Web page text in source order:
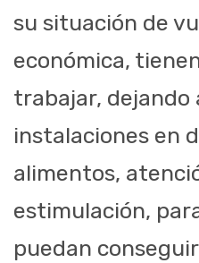
su situación de
económica,
trabajar, dejando
instalaciones en
alimentos,
estimulación,
puedan